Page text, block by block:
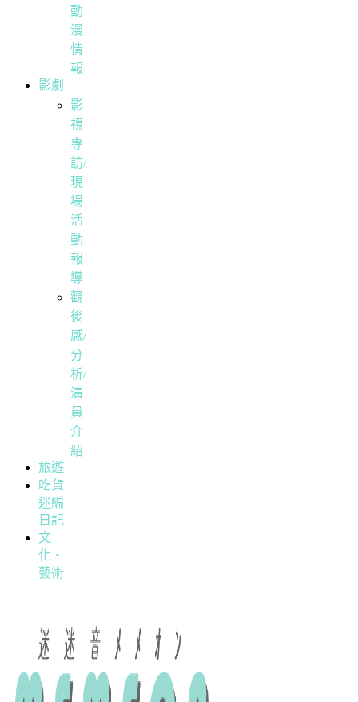
動
漫
情
報
影劇
影
視
專
訪/
現
場
活
動
報
導
觀
後
感/
分
析/
演
員
介
紹
旅遊
吃貨
迷編
日記
文
化・
藝術